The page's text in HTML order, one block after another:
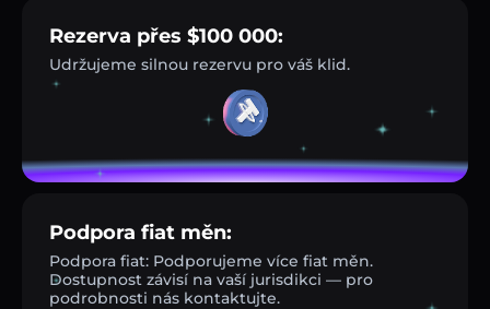
Rezerva přes $100 000:
Udržujeme silnou rezervu pro váš klid.
Podpora fiat měn:
Podpora fiat: Podporujeme více fiat měn.
Dostupnost závisí na vaší jurisdikci — pro
podrobnosti nás kontaktujte.